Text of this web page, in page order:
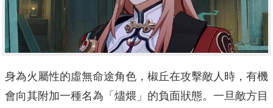
身為火屬性的虛無命途角色，椒丘在攻擊敵人時，有機
會向其附加一種名為「燼煨」的負面狀態。一旦敵方目